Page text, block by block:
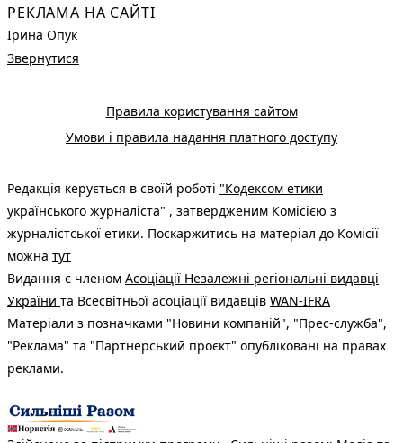
РЕКЛАМА НА САЙТІ
Ірина Опук
Звернутися
Правила користування сайтом
Умови і правила надання платного доступу
Редакція керується в своїй роботі "Кодексом етики
українського журналіста" , затвердженим Комісією з
журналістської етики. Поскаржитись на матеріал до Комісії
можна тут
Видання є членом Асоціації Незалежні регіональні видавці
України та Всесвітньої асоціації видавців WAN-IFRA
Матеріали з позначками "Новини компаній", "Прес-служба",
"Реклама" та "Партнерський проєкт" опубліковані на правах
реклами.